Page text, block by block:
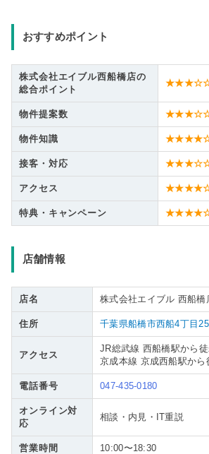
おすすめポイント
株式会社エイブル西船橋店の
総合ポイント
物件提案数
物件知識
接客・対応
アクセス
特典・キャンペーン
店舗情報
店名 株式会社エイブル 西船橋
住所 千葉県船橋市西船4丁目
アクセス
JR総武線 西船橋駅から
京成本線 京成西船駅から
電話番号 047-435-0180
オンライン対
応
相談・内見・IT重説
営業時間 10:00〜18:30